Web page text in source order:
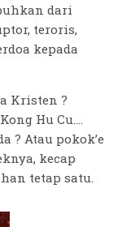
dari
teroris,
kepada
Kristen ?
Hu Cu….
? Atau pokok’e
kecap
tetap satu.